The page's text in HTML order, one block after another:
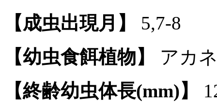
【成虫出現月】
5,7-8
【幼虫食餌植物】
アカ
【終齢幼虫体長(mm)】